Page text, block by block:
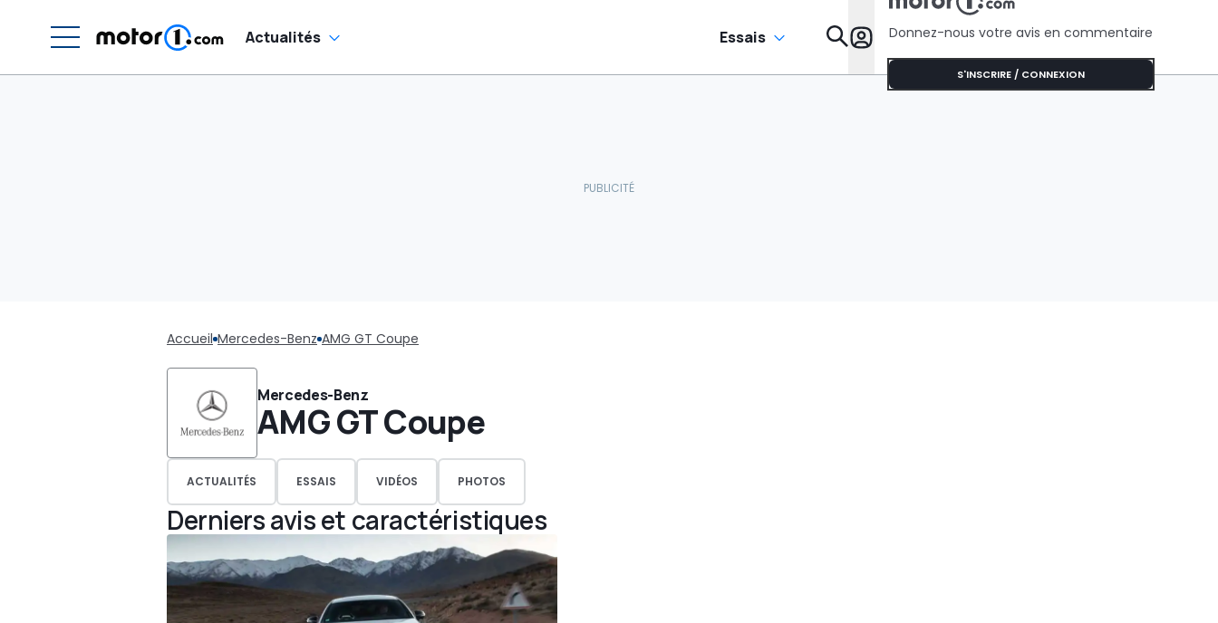
Actualités Essais Donnez-nous votre avis en commentaire
S'INSCRIRE / CONNEXION
Accueil Mercedes-Benz AMG GT Coupe
Mercedes-Benz
AMG GT Coupe
ACTUALITÉS ESSAIS VIDÉOS PHOTOS
Derniers avis et caractéristiques